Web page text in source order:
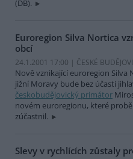
(DB).
Euroregion Silva Nortica
obcí
24.1.2001 17:00 | ČESKÉ
Nově vznikající euroregion Silva
jižní Moravy bude bez účasti
českobudějovický primátor
novém euroregionu, které
zúčastnil.
Slevy v rychlících zůstaly